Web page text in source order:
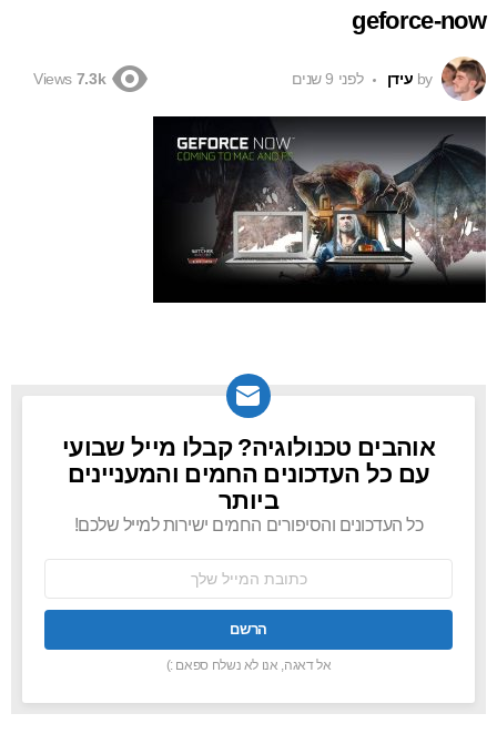
geforce-now
by עידן לפני 9 שנים 7.3k
Views
NEWSLETTER
אוהבים טכנולוגיה? קבלו מייל שבועי
עם כל העדכונים החמים והמעניינים
ביותר
כל העדכונים והסיפורים החמים ישירות למייל שלכם!
אל דאגה, אנו לא נשלח ספאם :)